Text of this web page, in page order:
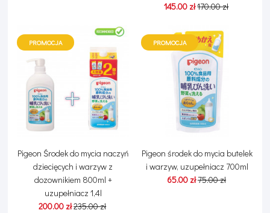
145.00 zł170.00 zł
PROMOCJA
Pigeon Środek do mycia naczyń
dziecięcych i warzyw z
dozownikiem 800ml +
uzupełniacz 1,4l
200.00 zł235.00 zł
PROMOCJA
Pigeon środek do mycia butelek
i warzyw, uzupełniacz 700ml
65.00 zł75.00 zł